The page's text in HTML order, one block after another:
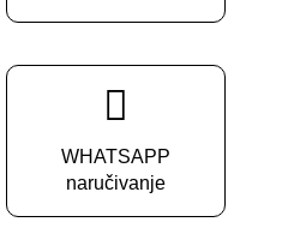
WHATSAPP
naručivanje